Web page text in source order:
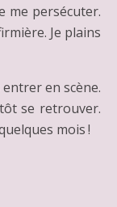
me persécuter.
Je plains
en scène.
se retrouver.
mois !